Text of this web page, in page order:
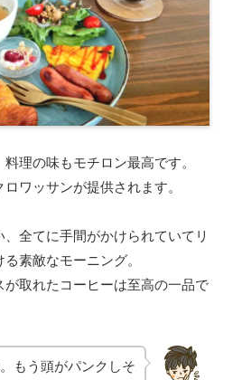
理の味もモチロン最高です。
ワッサンが提供されます。
、全てに手間がかけられていてリ
素敵なモーニング。
取れたコーヒーは至高の一品で
もう頭がパンクしそ